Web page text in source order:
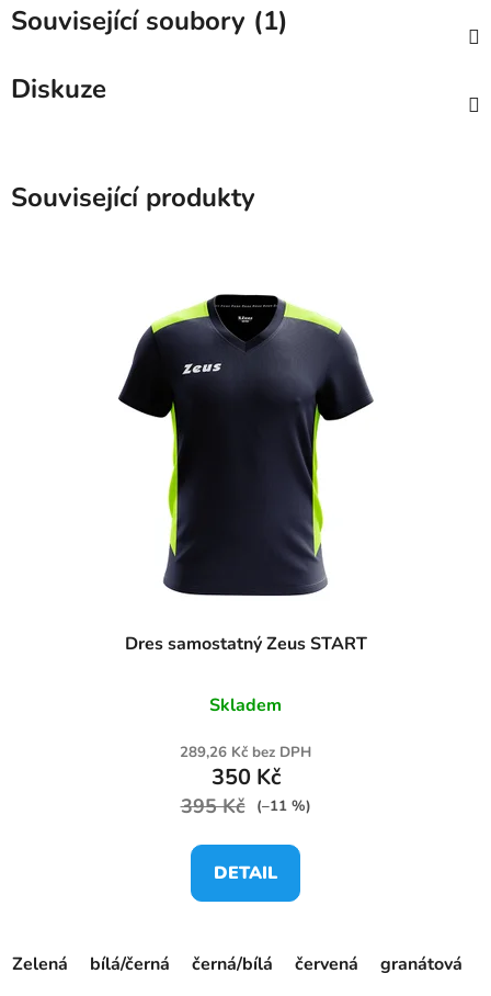
Související soubory (1)
Diskuze
Související produkty
Dres samostatný Zeus START
Skladem
289,26 Kč bez DPH
350 Kč
395 Kč (–11 %)
DETAIL
Zelená bílá/černá černá/bílá červená granátová